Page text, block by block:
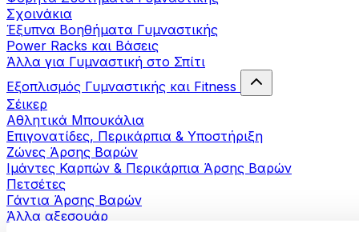
Σχοινάκια
Έξυπνα Βοηθήματα Γυμναστικής
Power Racks και Βάσεις
Άλλα για Γυμναστική στο Σπίτι
Εξοπλισμός Γυμναστικής και Fitness
Σέικερ
Αθλητικά Μπουκάλια
Επιγονατίδες, Περικάρπια & Υποστήριξη
Ζώνες Άρσης Βαρών
Ιμάντες Καρπών & Περικάρπια Άρσης Βαρών
Πετσέτες
Γάντια Άρσης Βαρών
Άλλα αξεσουάρ